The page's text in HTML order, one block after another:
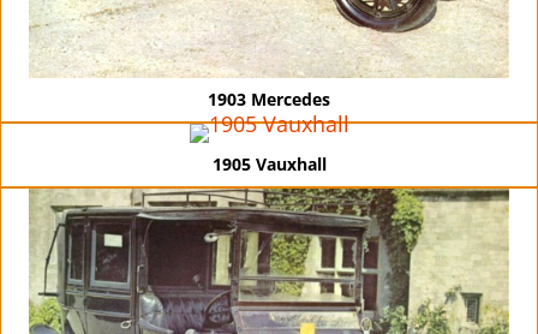
1903 Mercedes
1905 Vauxhall